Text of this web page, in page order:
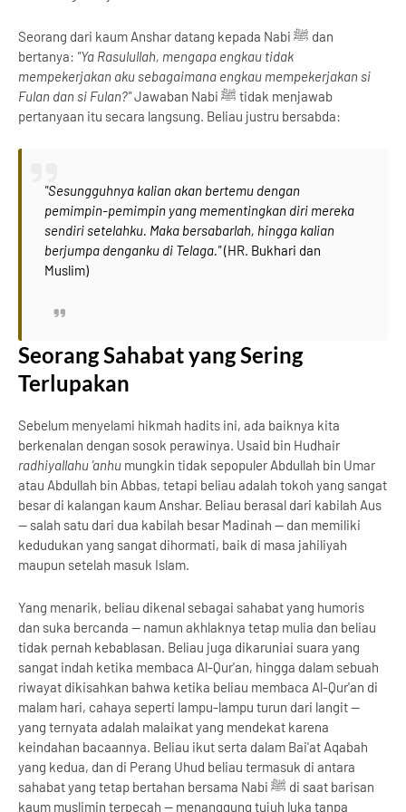
Seorang dari kaum Anshar datang kepada Nabi ﷺ dan
bertanya: "Ya Rasulullah, mengapa engkau tidak
mempekerjakan aku sebagaimana engkau mempekerjakan si
Fulan dan si Fulan?"Jawaban Nabi ﷺ tidak menjawab
pertanyaan itu secara langsung. Beliau justru bersabda:
"Sesungguhnya kalian akan bertemu dengan
pemimpin-pemimpin yang mementingkan diri mereka
sendiri setelahku. Maka bersabarlah, hingga kalian
berjumpa denganku di Telaga."(HR. Bukhari dan
Muslim)
Seorang Sahabat yang Sering
Terlupakan
Sebelum menyelami hikmah hadits ini, ada baiknya kita
berkenalan dengan sosok perawinya. Usaid bin Hudhair
radhiyallahu 'anhu mungkin tidak sepopuler Abdullah bin Umar
atau Abdullah bin Abbas, tetapi beliau adalah tokoh yang sangat
besar di kalangan kaum Anshar. Beliau berasal dari kabilah Aus
— salah satu dari dua kabilah besar Madinah — dan memiliki
kedudukan yang sangat dihormati, baik di masa jahiliyah
maupun setelah masuk Islam.
Yang menarik, beliau dikenal sebagai sahabat yang humoris
dan suka bercanda — namun akhlaknya tetap mulia dan beliau
tidak pernah kebablasan. Beliau juga dikaruniai suara yang
sangat indah ketika membaca Al-Qur'an, hingga dalam sebuah
riwayat dikisahkan bahwa ketika beliau membaca Al-Qur'an di
malam hari, cahaya seperti lampu-lampu turun dari langit —
yang ternyata adalah malaikat yang mendekat karena
keindahan bacaannya. Beliau ikut serta dalam Bai'at Aqabah
yang kedua, dan di Perang Uhud beliau termasuk di antara
sahabat yang tetap bertahan bersama Nabi ﷺ di saat barisan
kaum muslimin terpecah — menanggung tujuh luka tanpa